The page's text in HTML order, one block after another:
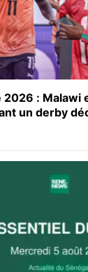
2026 : Malawi
un derby